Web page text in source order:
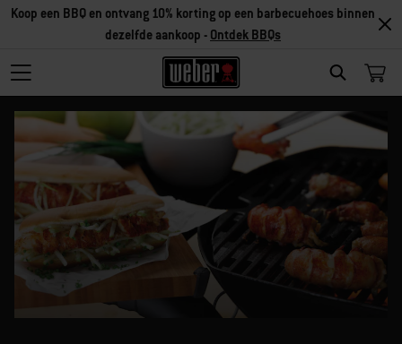
SEARCH
Korting op accessoires – Koop 2 accessoires en ontvang 5% korting,
of koop 3 accessoires en ontvang 10% korting –Ontdek accessoires